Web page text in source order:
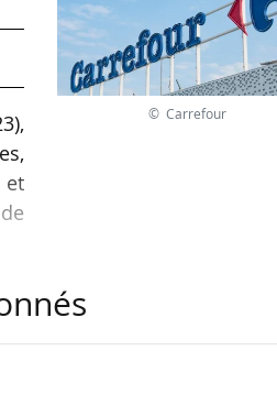
et
© Carrefour